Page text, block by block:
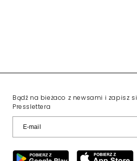
Bądź na bieżaco z newsami i zapisz
Presslettera